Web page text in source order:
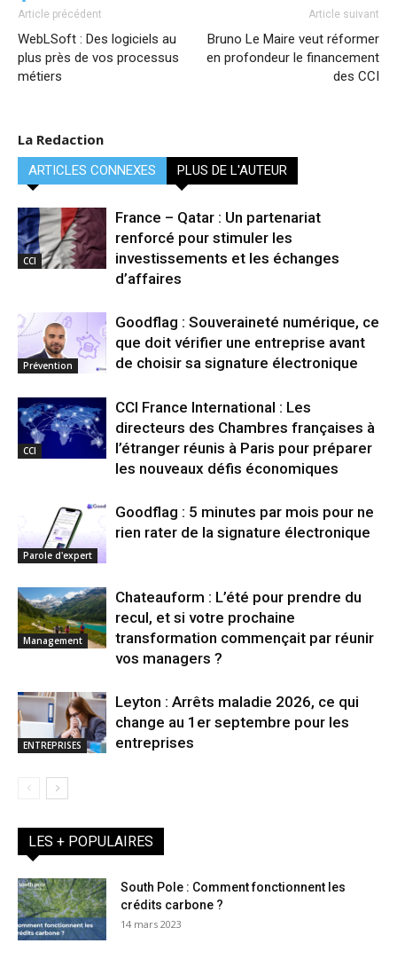
Article précédent
WebLSoft : Des logiciels au
plus près de vos processus
métiers
Article suivant
Bruno Le Maire veut réformer
en profondeur le financement
des CCI
La Redaction
ARTICLES CONNEXES PLUS DE L'AUTEUR
CCI
France – Qatar : Un partenariat
renforcé pour stimuler les
investissements et les échanges
d’affaires
Prévention
Goodflag : Souveraineté numérique, ce
que doit vérifier une entreprise avant
de choisir sa signature électronique
CCI
CCI France International : Les
directeurs des Chambres françaises à
l’étranger réunis à Paris pour préparer
les nouveaux défis économiques
Parole d'expert
Goodflag : 5 minutes par mois pour ne
rien rater de la signature électronique
Management
Chateauform : L’été pour prendre du
recul, et si votre prochaine
transformation commençait par réunir
vos managers ?
ENTREPRISES
Leyton : Arrêts maladie 2026, ce qui
change au 1er septembre pour les
entreprises
LES + POPULAIRES
South Pole : Comment fonctionnent les
crédits carbone ?
14 mars 2023